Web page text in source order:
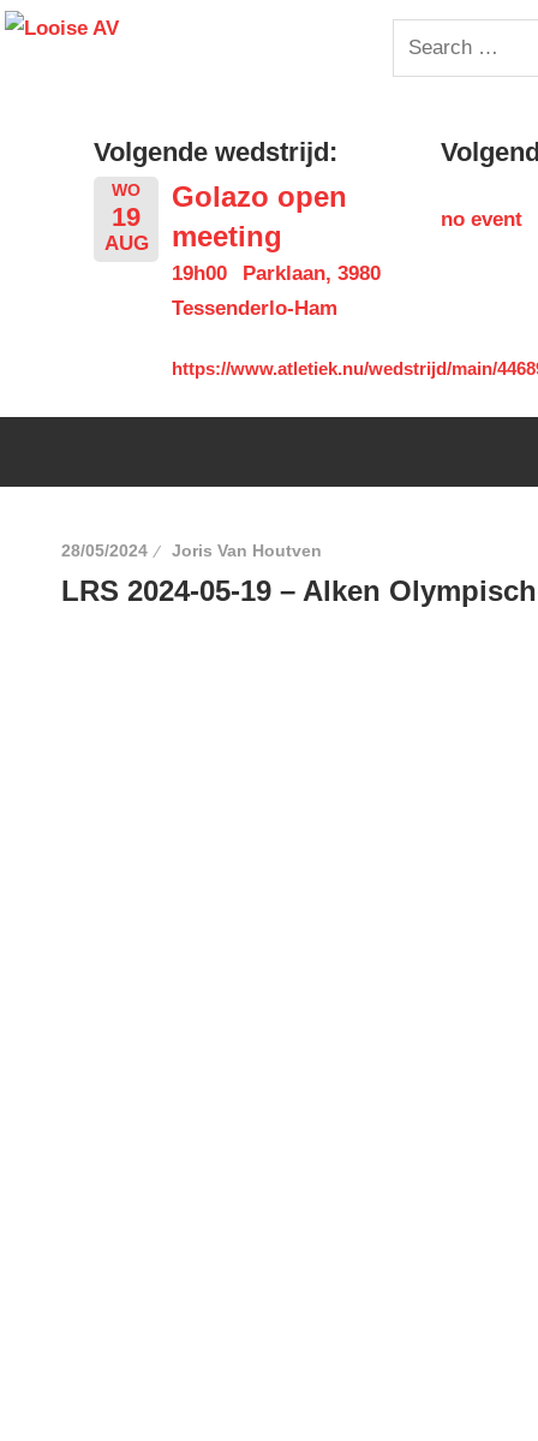
Skip
Search
for:
Volgende wedstrijd:
WO
19
AUG
Golazo open
meeting
19h00
Parklaan, 3980
Tessenderlo-Ham
https://www.atletiek.nu/wedstrijd/main/
no event
28/05/2024 Joris Van Houtven
LRS 2024-05-19 – Alken